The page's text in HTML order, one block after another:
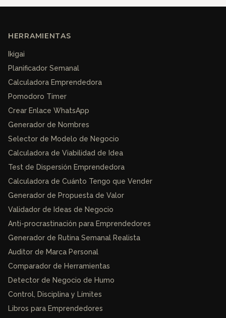
HERRAMIENTAS
Ikigai
Planificador Semanal
Calculadora Emprendedora
Pomodoro Timer
Crear Enlace WhatsApp
Generador de Nombres
Selector de Modelo de Negocio
Calculadora de Viabilidad de Idea
Test de Dispersión Emprendedora
Calculadora de Cuánto Tengo que Vender
Generador de Propuesta de Valor
Validador de Ideas de Negocio
Anti-procrastinación para Emprendedores
Generador de Rutina Semanal Realista
Auditor de Marca Personal
Comparador de Herramientas
Detector de Negocio de Humo
Control, Disciplina y Límites
Libros para Emprendedores